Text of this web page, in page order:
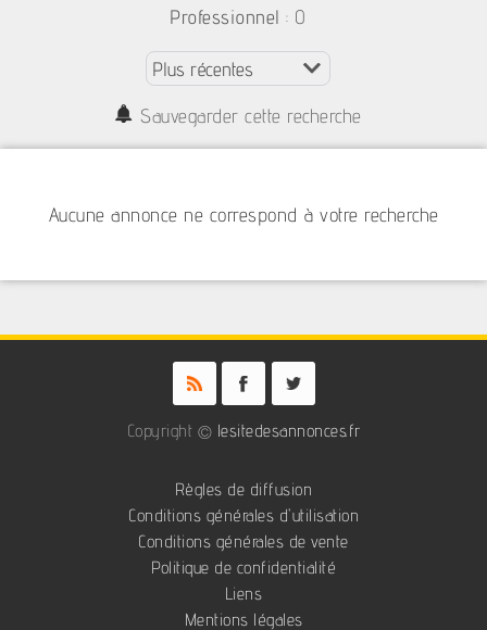
Professionnel : 0
Sauvegarder cette recherche
Aucune annonce ne correspond à votre recherche
Copyright © lesitedesannonces.fr
Règles de diffusion
Conditions générales d'utilisation
Conditions générales de vente
Politique de confidentialité
Liens
Mentions légales